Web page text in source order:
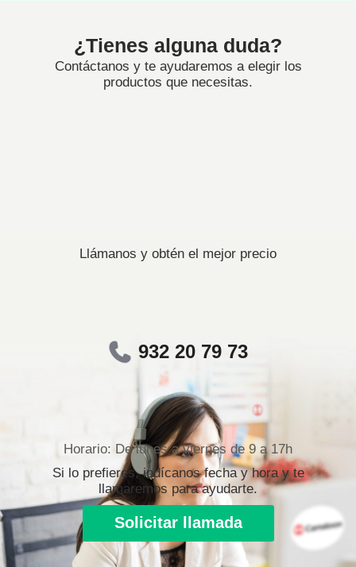
¿Tienes alguna duda?
Contáctanos y te ayudaremos a elegir los
productos que necesitas.
Llámanos y obtén el mejor precio
932 20 79 73
Horario: De lunes a viernes de 9 a 17h
Si lo prefieres, indícanos fecha y hora y te
llamaremos para ayudarte.
Solicitar llamada